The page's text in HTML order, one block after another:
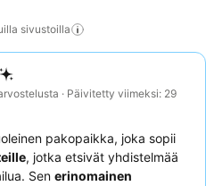
sivustoilla
· Päivitetty viimeksi: 29
pakopaikka, joka sopii
, jotka etsivät yhdistelmää
Sen erinomainen